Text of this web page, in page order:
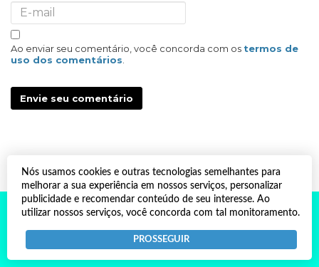
Nós usamos cookies e outras tecnologias semelhantes para
melhorar a sua experiência em nossos serviços, personalizar
publicidade e recomendar conteúdo de seu interesse. Ao
utilizar nossos serviços, você concorda com tal monitoramento.
PROSSEGUIR
Ao enviar seu comentário, você concorda com os termos de
uso dos comentários.
Envie seu comentário